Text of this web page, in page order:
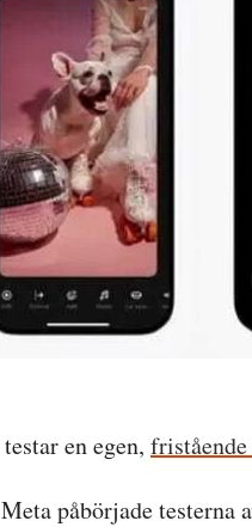
testar en egen,
Meta påbörjade testerna